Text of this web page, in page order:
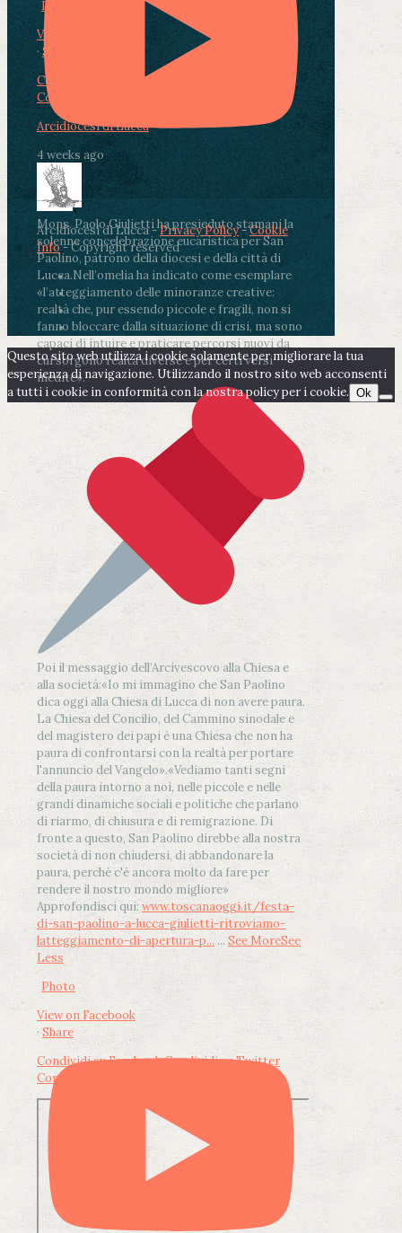
Photo
View on Facebook
· Share
Condividi su Facebook
Condividi su LinkedIn
Arcidiocesi di Lucca
4 weeks ago
Mons. Paolo Giulietti ha presieduto stamani la
solenne concelebrazione eucaristica per San
Paolino, patrono della diocesi e della città di
Lucca.Nell’omelia ha indicato come esemplare
«l’atteggiamento delle minoranze creative:
realtà che, pur essendo piccole e fragili, non si
fanno bloccare dalla situazione di crisi, ma sono
capaci di intuire e praticare percorsi nuovi da
cui sorgono realtà diverse e per certi versi
inedite».
Poi il messaggio dell’Arcivescovo alla Chiesa e
alla società:«Io mi immagino che San Paolino
dica oggi alla Chiesa di Lucca di non avere paura.
La Chiesa del Concilio, del Cammino sinodale e
del magistero dei papi è una Chiesa che non ha
paura di confrontarsi con la realtà per portare
l'annuncio del Vangelo».«Vediamo tanti segni
della paura intorno a noi, nelle piccole e nelle
grandi dinamiche sociali e politiche che parlano
di riarmo, di chiusura e di remigrazione. Di
fronte a questo, San Paolino direbbe alla nostra
società di non chiudersi, di abbandonare la
paura, perché c'è ancora molto da fare per
rendere il nostro mondo migliore»
Approfondisci qui: www.toscanaoggi.it/festa-
di-san-paolino-a-lucca-giulietti-ritroviamo-
latteggiamento-di-apertura-p... ... See MoreSee
Less
Photo
View on Facebook
· Share
Condividi su FacebookCondividi su Twitter
Condividi su LinkedIn
Arcidiocesi di Lucca -Privacy Policy-Cookie
Info- Copyright reserved
Questo sito web utilizza i cookie solamente per migliorare la tua
esperienza di navigazione. Utilizzando il nostro sito web acconsenti
a tutti i cookie in conformità con la nostra policy per i cookie. Ok